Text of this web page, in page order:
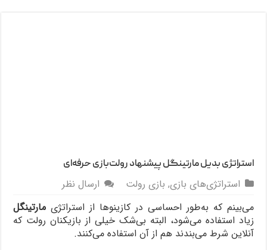
استراتژی بدیل مارتینگل پیشنهاد رولت‌بازی حرفه‌ای
استراتژی‌های بازی, بازی رولت
ارسال نظر
می‌بینم که به‌طور احساسی در کازینوها از استراتژی مارتینگل
زیاد استفاده می‌شود، البته بی‌شک خیلی از بازیکنان رولت که
آنلاین شرط می‌بندند هم از آن استفاده می‌کنند.